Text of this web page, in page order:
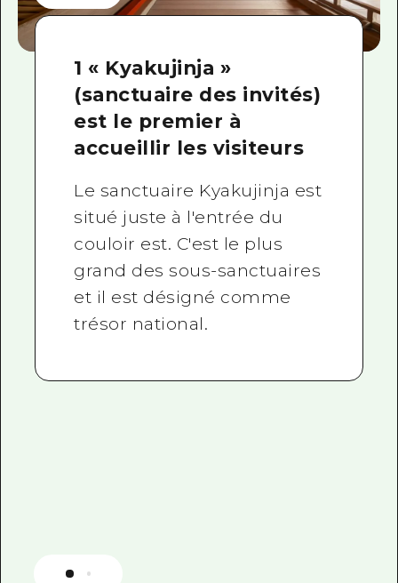
1 « Kyakujinja »
(sanctuaire des invités)
est le premier à
accueillir les visiteurs
Le sanctuaire Kyakujinja est
situé juste à l'entrée du
couloir est. C'est le plus
grand des sous-sanctuaires
et il est désigné comme
trésor national.